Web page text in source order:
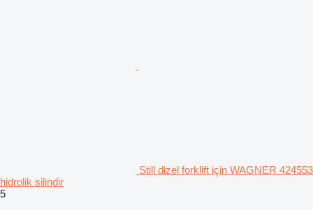
Still dizel forklift için WAGNER 424553
hidrolik silindir
5